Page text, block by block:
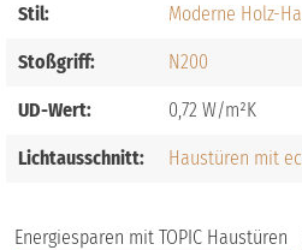
Stil: Moderne Holz-
Stoßgriff: N200
UD-Wert: 0,72
Lichtausschnitt: Haustüren mit
Energiesparen mit TOPIC Haustüren